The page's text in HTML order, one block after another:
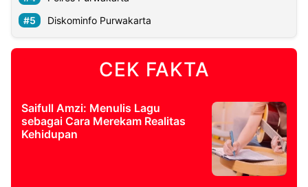
Diskominfo Purwakarta
CEK FAKTA
Saifull Amzi: Menulis Lagu
sebagai Cara Merekam Realitas
Kehidupan